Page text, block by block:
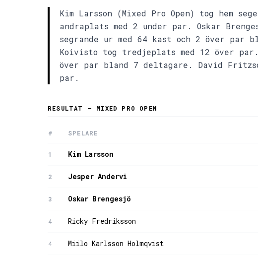
Kim Larsson (Mixed Pro Open) tog hem
andraplats med 2 under par. Oskar
segrande ur med 64 kast och 2 över par
Koivisto tog tredjeplats med 12 över par.
över par bland 7 deltagare. David
par.
RESULTAT — MIXED PRO OPEN
# SPELARE
1 Kim Larsson
2 Jesper Andervi
3 Oskar Brengesjö
4 Ricky Fredriksson
4 Miilo Karlsson Holmqvist